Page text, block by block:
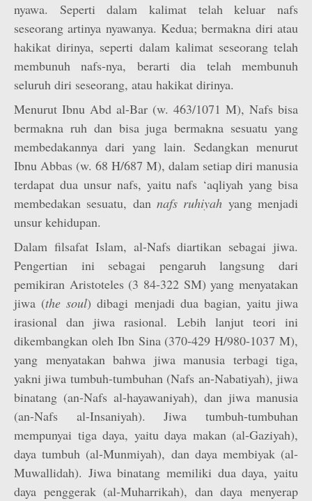
nyawa. Seperti dalam kalimat telah keluar nafs
seseorang artinya nyawanya. Kedua; bermakna diri atau
hakikat dirinya, seperti dalam kalimat seseorang telah
membunuh nafs-nya, berarti dia telah membunuh
seluruh diri seseorang, atau hakikat dirinya.
Menurut Ibnu Abd al-Bar (w. 463/1071 M), Nafs bisa
bermakna ruh dan bisa juga bermakna sesuatu yang
membedakannya dari yang lain. Sedangkan menurut
Ibnu Abbas (w. 68 H/687 M), dalam setiap diri manusia
terdapat dua unsur nafs, yaitu nafs ‘aqliyah yang bisa
membedakan sesuatu, dan nafs ruhiyah yang menjadi
unsur kehidupan.
Dalam filsafat Islam, al-Nafs diartikan sebagai jiwa.
Pengertian ini sebagai pengaruh langsung dari
pemikiran Aristoteles (3 84-322 SM) yang menyatakan
jiwa (the soul) dibagi menjadi dua bagian, yaitu jiwa
irasional dan jiwa rasional. Lebih lanjut teori ini
dikembangkan oleh Ibn Sina (370-429 H/980-1037 M),
yang menyatakan bahwa jiwa manusia terbagi tiga,
yakni jiwa tumbuh-tumbuhan (Nafs an-Nabatiyah), jiwa
binatang (an-Nafs al-hayawaniyah), dan jiwa manusia
(an-Nafs al-Insaniyah). Jiwa tumbuh-tumbuhan
mempunyai tiga daya, yaitu daya makan (al-Gaziyah),
daya tumbuh (al-Munmiyah), dan daya membiyak (al-
Muwallidah). Jiwa binatang memiliki dua daya, yaitu
daya penggerak (al-Muharrikah), dan daya menyerap